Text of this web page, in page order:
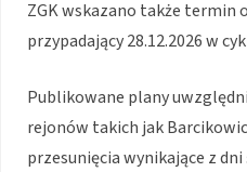
ZGK wskazano także termin
przypadający 28.12.2026 w
Publikowane plany
rejonów takich jak
przesunięcia wynikające z